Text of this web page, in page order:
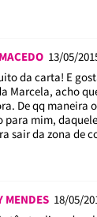
13/05/
da carta! E
Marcela, acho
De qq maneira
para mim,
sair da zona de
MENDES 18/05/